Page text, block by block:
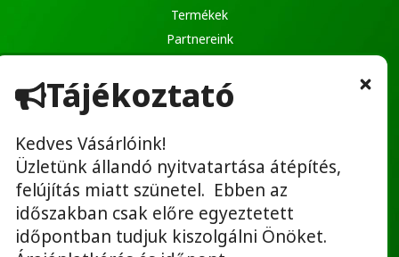
Tájékoztató
Kedves Vásárlóink!
Üzletünk állandó nyitvatartása átépítés,
felújítás miatt szünetel. Ebben az
időszakban csak előre egyeztetett
időpontban tudjuk kiszolgálni Önöket.
Termékek
Partnereink
Kapcsolat
Hasznos linkek
Adatvédelmi tájékoztató
ÁSZF
Bérbeadás ÁSZF